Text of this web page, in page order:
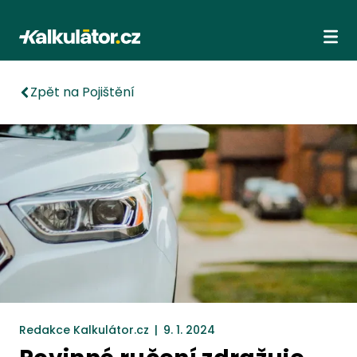
Kalkulátor.cz
Zpět na Pojištění
Redakce Kalkulátor.cz | 9. 1. 2024